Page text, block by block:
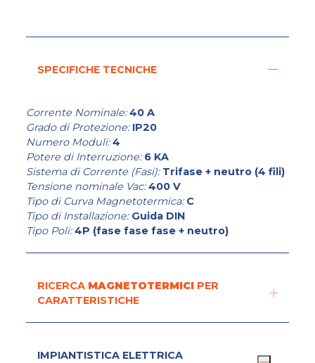
SPECIFICHE TECNICHE
Corrente Nominale: 40 A
Grado di Protezione: IP20
Numero Moduli: 4
Potere di Interruzione: 6 KA
Sistema di Corrente (Fasi): Trifase + neutro (4 fili)
Tensione nominale Vac: 400 V
Tipo di Curva Magnetotermica: C
Tipo di Installazione: Guida DIN
Tipo Poli: 4P (fase fase fase + neutro)
RICERCA MAGNETOTERMICI PER
CARATTERISTICHE
IMPIANTISTICA ELETTRICA